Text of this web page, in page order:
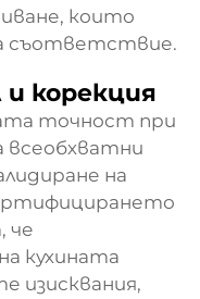
които
съответствие.
корекция
точност при
всеобхватни
на
че
кухината
изисквания,